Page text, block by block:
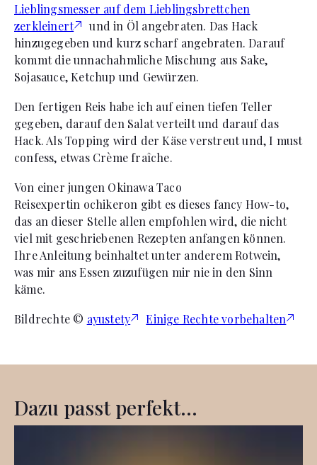
Lieblingsmesser auf dem Lieblingsbrettchen
zerkleinert
und in Öl angebraten. Das Hack
hinzugegeben und kurz scharf angebraten. Darauf
kommt die unnachahmliche Mischung aus Sake,
Sojasauce, Ketchup und Gewürzen.
Den fertigen Reis habe ich auf einen tiefen Teller
gegeben, darauf den Salat verteilt und darauf das
Hack. Als Topping wird der Käse verstreut und, I must
confess, etwas Crème fraîche.
Von einer jungen Okinawa Taco
Reisexpertin ochikeron gibt es dieses fancy How-to,
das an dieser Stelle allen empfohlen wird, die nicht
viel mit geschriebenen Rezepten anfangen können.
Ihre Anleitung beinhaltet unter anderem Rotwein,
was mir ans Essen zuzufügen mir nie in den Sinn
käme.
Bildrechte © ayustety Einige Rechte vorbehalten
Dazu passt perfekt...